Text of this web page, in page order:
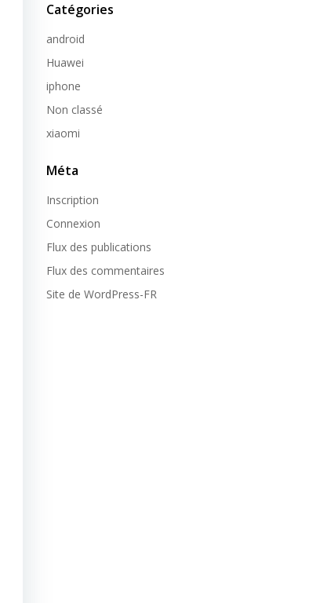
Catégories
android
Huawei
iphone
Non classé
xiaomi
Méta
Inscription
Connexion
Flux des publications
Flux des commentaires
Site de WordPress-FR